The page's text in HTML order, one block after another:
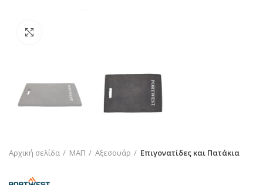
Αρχική σελίδα ΜΑΠ Αξεσουάρ Επιγονατίδες και Πατάκια